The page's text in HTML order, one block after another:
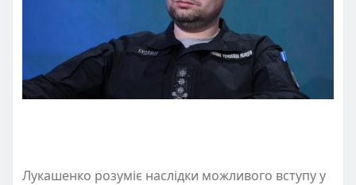
Лукашенко розуміє наслідки можливого вступу у